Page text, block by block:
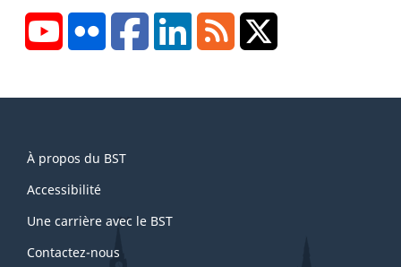
YouTubeFlickr FacebookLinkedInRSS
this
site
À propos du BST
Accessibilité
Une carrière avec le BST
Contactez-nous